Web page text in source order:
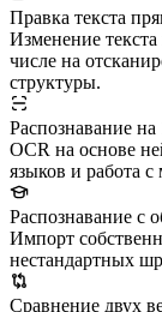
Правка текста
Изменение
числе на
структуры.
Распознавание на
OCR на основе
языков и работа
Распознавание с
Импорт
нестандартных
Сравнение двух